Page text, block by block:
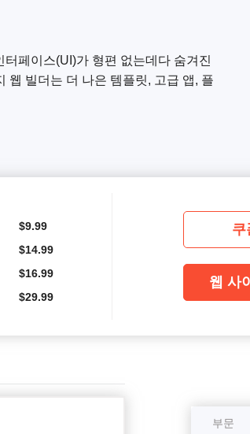
페이스(UI)가 형편 없는데다 숨겨진
웹 빌더는 더 나은 템플릿, 고급 앱, 플
$9.99
$14.99
$16.99
$29.99
쿠
웹 사
부문